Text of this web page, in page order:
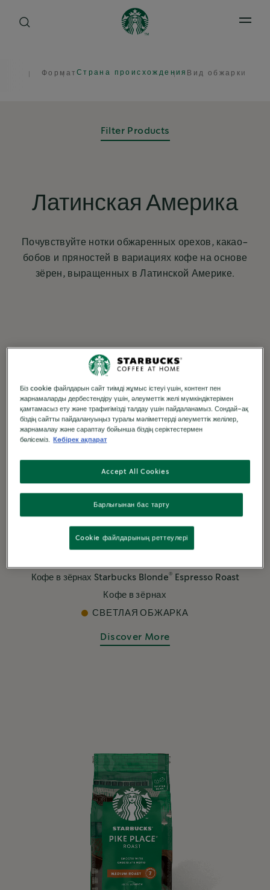
Open
ФорматСтрана происхождения Вид обжарки
Filter Products
Латинская Америка
Почувствуйте нотки обжаренных орехов, какао-
бобов и пряностей в вариациях кофе на основе
зёрен, выращенных в Латинской Америке.
Кофе в зёрнах Starbucks Blonde®Espresso Roast
Кофе в зёрнах
СВЕТЛАЯ ОБЖАРКА
Discover More
Біз cookie файлдарын сайт тиімді жұмыс істеуі үшін, контент пен
жарнамаларды дербестендіру үшін, әлеуметтік желі мүмкіндіктерімен
қамтамасыз ету және трафигімізді талдау үшін пайдаланамыз. Сондай-ақ
біздің сайтты пайдалануыңыз туралы мәліметтерді әлеуметтік желілер,
жарнамалау және сараптау бойынша біздің серіктестермен
бөлісеміз.
Көбірек ақпарат
Барлығынан бас тарту
Accept All Cookies
Cookie файлдарының реттеулері